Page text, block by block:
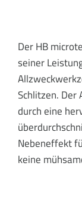
Der HB
seiner
Schlitzen. Der
durch eine
Nebeneffekt
keine